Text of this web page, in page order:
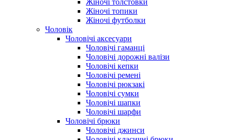
Жіночі топики
Жіночі футболки
Чоловік
Чоловічі аксесуари
Чоловічі гаманці
Чоловічі дорожні валізи
Чоловічі кепки
Чоловічі ремені
Чоловічі рюкзакі
Чоловічі сумки
Чоловічі шапки
Чоловічі шарфи
Чоловічі брюки
Чоловічі джинси